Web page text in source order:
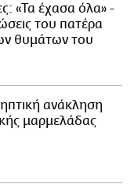
«Τα έχασα όλα» -
του πατέρα
θυμάτων του
ανάκληση
μαρμελάδας